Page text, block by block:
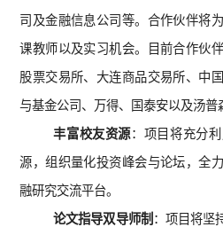
司及金融信息公司等。合作伙伴将
课教师以及实习机会。目前合作伙
股票交易所、大连商品交易所、中
与基金公司、万得、国泰安以及汤普
丰富校友资源：项目将充分
源，组织量化投资峰会与论坛，全
融研究交流平台。
论文指导双导师制 ：项目将坚